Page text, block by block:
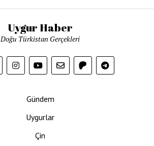
Uygur Haber
Doğu Türkistan Gerçekleri
Gündem
Uygurlar
Çin